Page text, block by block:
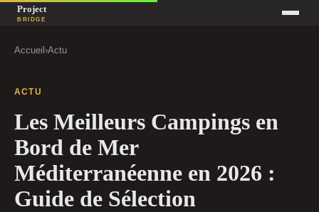
Accueil ›Actu
ACTU
Les Meilleurs Campings en
Bord de Mer
Méditerranéenne en 2026 :
Guide de Sélection